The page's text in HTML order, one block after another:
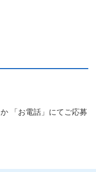
「お電話」にてご応募